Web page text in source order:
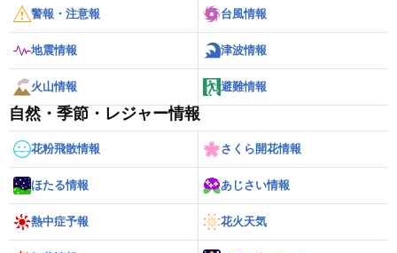
警報・注意報 台風情報
地震情報 津波情報
火山情報 避難情報
自然・季節・レジャー情報
花粉飛散情報 さくら開花情報
ほたる情報 あじさい情報
熱中症予報 花火天気